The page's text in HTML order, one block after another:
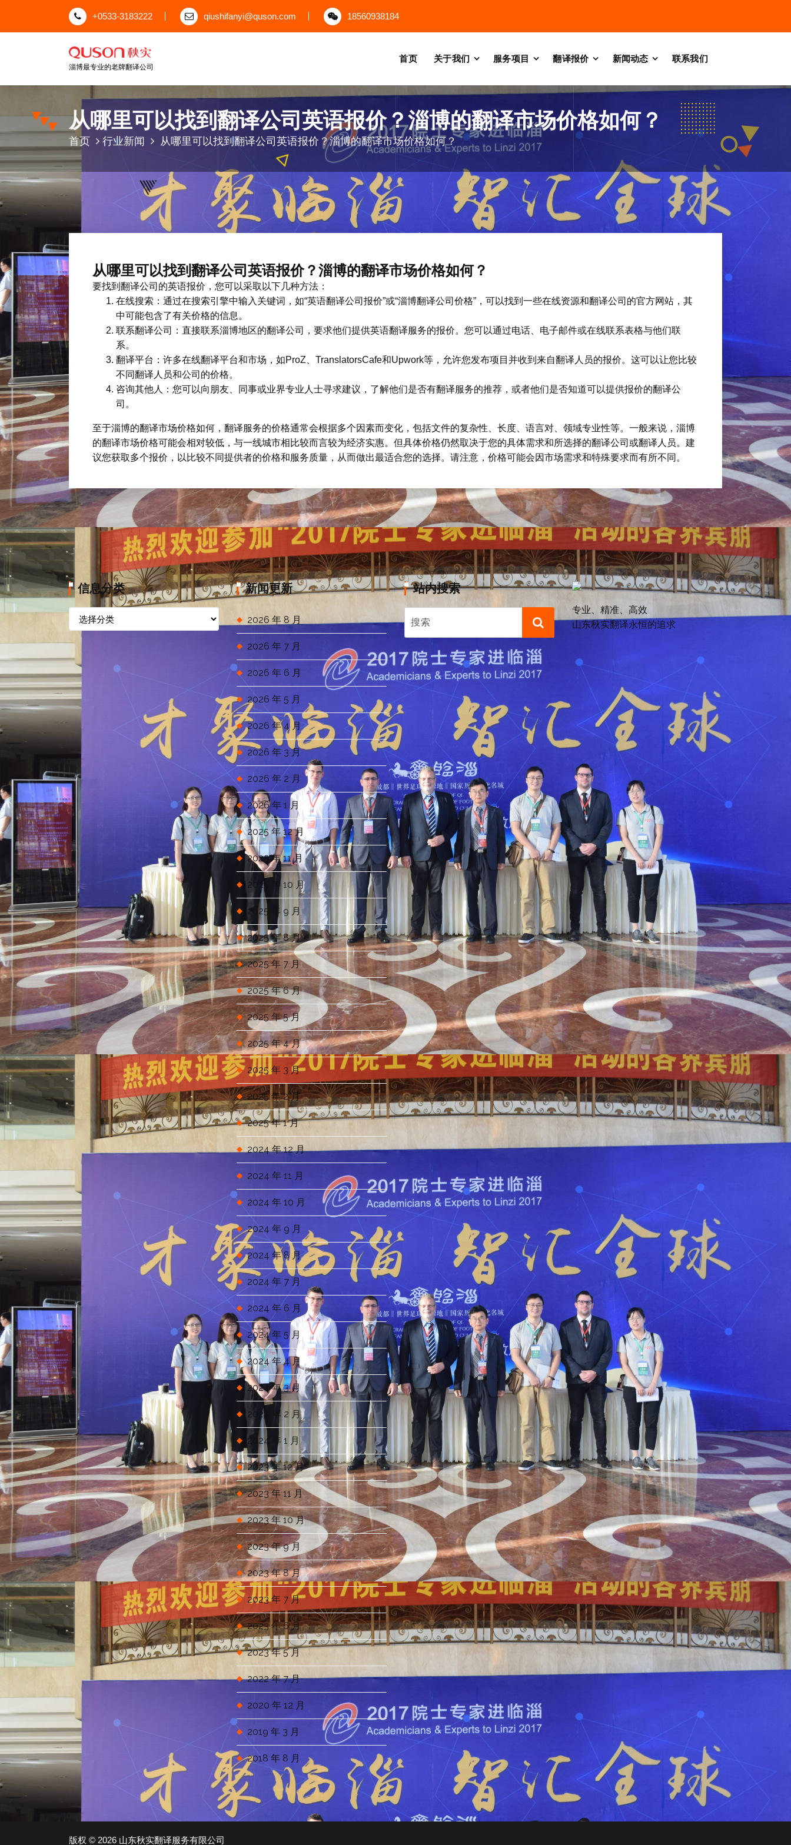
正
+0533-3183222 qiushifanyi@quson.com 18560938184
淄博最专业的老牌翻译公司
首页 关于我们 服务项目 翻译报价 新闻动态 联系我们
从哪里可以找到翻译公司英语报价？淄博的翻译市场价格如何？
首页 行业新闻 从哪里可以找到翻译公司英语报价？淄博的翻译市场价格如何？
从哪里可以找到翻译公司英语报价？淄博的翻译市场价格如何？
要找到翻译公司的英语报价，您可以采取以下几种方法：
在线搜索：通过在搜索引擎中输入关键词，如“英语翻译公司报价”或“淄博翻译公司价格”，可以找到一些在线资源和翻译公司的官方网站，其
中可能包含了有关价格的信息。
联系翻译公司：直接联系淄博地区的翻译公司，要求他们提供英语翻译服务的报价。您可以通过电话、电子邮件或在线联系表格与他们联
系。
翻译平台：许多在线翻译平台和市场，如ProZ、TranslatorsCafe和Upwork等，允许您发布项目并收到来自翻译人员的报价。这可以让您比较
不同翻译人员和公司的价格。
咨询其他人：您可以向朋友、同事或业界专业人士寻求建议，了解他们是否有翻译服务的推荐，或者他们是否知道可以提供报价的翻译公
司。
至于淄博的翻译市场价格如何，翻译服务的价格通常会根据多个因素而变化，包括文件的复杂性、长度、语言对、领域专业性等。一般来说，淄博
的翻译市场价格可能会相对较低，与一线城市相比较而言较为经济实惠。但具体价格仍然取决于您的具体需求和所选择的翻译公司或翻译人员。建
议您获取多个报价，以比较不同提供者的价格和服务质量，从而做出最适合您的选择。请注意，价格可能会因市场需求和特殊要求而有所不同。
信息分类
信
息
分
类
新闻更新
2026 年 8 月
2026 年 7 月
2026 年 6 月
2026 年 5 月
2026 年 4 月
2026 年 3 月
2026 年 2 月
2026 年 1 月
2025 年 12 月
2025 年 11 月
2025 年 10 月
2025 年 9 月
2025 年 8 月
2025 年 7 月
2025 年 6 月
2025 年 5 月
2025 年 4 月
2025 年 3 月
2025 年 2 月
2025 年 1 月
2024 年 12 月
2024 年 11 月
2024 年 10 月
2024 年 9 月
2024 年 8 月
2024 年 7 月
2024 年 6 月
2024 年 5 月
2024 年 4 月
2024 年 3 月
2024 年 2 月
2024 年 1 月
2023 年 12 月
2023 年 11 月
2023 年 10 月
2023 年 9 月
2023 年 8 月
2023 年 7 月
2023 年 6 月
2023 年 5 月
2022 年 7 月
2020 年 12 月
2019 年 3 月
2018 年 8 月
站内搜索
专业、精准、高效
山东秋实翻译永恒的追求
版权 © 2026 山东秋实翻译服务有限公司